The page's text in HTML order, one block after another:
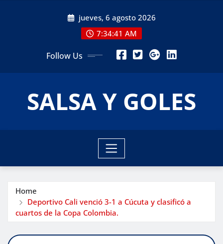
jueves, 6 agosto 2026
7:34:42 AM
Follow Us
SALSA Y GOLES
Home
Deportivo Cali venció 3-1 a Cúcuta y clasificó a
cuartos de la Copa Colombia.